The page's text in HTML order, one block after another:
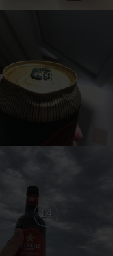
18
14